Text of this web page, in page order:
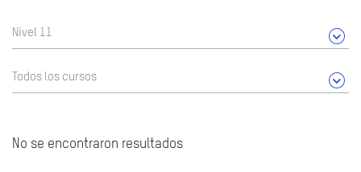
Nivel 11
Todos los cursos
No se encontraron resultados